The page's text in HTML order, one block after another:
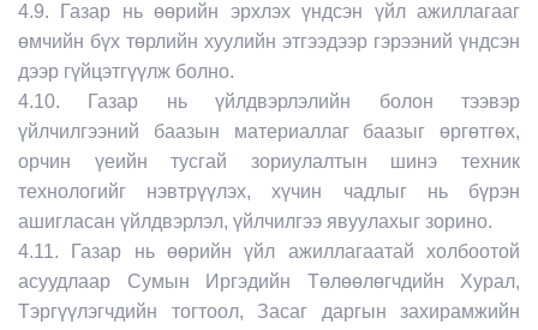
4.9. Газар нь өөрийн эрхлэх үндсэн үйл ажиллагааг
өмчийн бүх төрлийн хуулийн этгээдээр гэрээний үндсэн
дээр гүйцэтгүүлж болно.
4.10. Газар нь үйлдвэрлэлийн болон тээвэр
үйлчилгээний баазын материаллаг баазыг өргөтгөх,
орчин үеийн тусгай зориулалтын шинэ техник
технологийг нэвтрүүлэх, хүчин чадлыг нь бүрэн
ашигласан үйлдвэрлэл, үйлчилгээ явуулахыг зорино.
4.11. Газар нь өөрийн үйл ажиллагаатай холбоотой
асуудлаар Сумын Иргэдийн Төлөөлөгчдийн Хурал,
Тэргүүлэгчдийн тогтоол, Засаг даргын захирамжийн